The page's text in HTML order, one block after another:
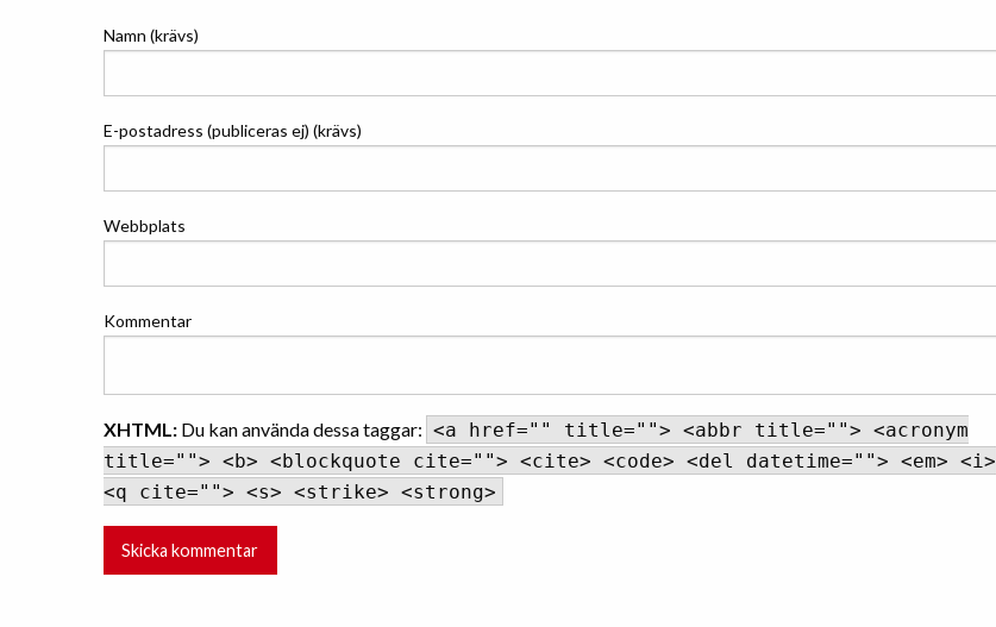
Namn (krävs)
E-postadress (publiceras ej) (krävs)
Webbplats
Kommentar
XHTML: Du kan använda dessa taggar: <a href="" title=""> <abbr title=""> <acronym
title=""> <b> <blockquote cite=""> <cite> <code> <del datetime=""> <em> <i>
<q cite=""> <s> <strike> <strong>